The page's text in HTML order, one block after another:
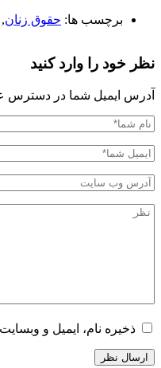
برچسب ها: حقوق زنان,
نظر خود را وارد کنید
آدرس ایمیل شما در دسترس
ذخیره نام، ایمیل و